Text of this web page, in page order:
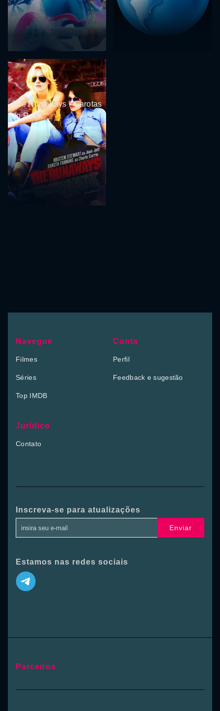
The Runaways - Garotas
do Rock
Navegue
Filmes
Séries
Top IMDB
Conta
Perfil
Feedback e sugestão
Jurídico
Contato
Inscreva-se para atualizações
Enviar
Estamos nas redes sociais
Parceiros